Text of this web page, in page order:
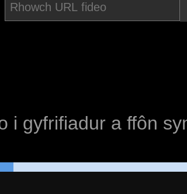
i gyfrifiadur a ffôn